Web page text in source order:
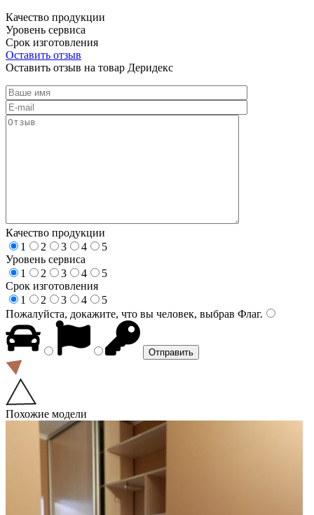
Качество продукции
Уровень сервиса
Срок изготовления
Оставить отзыв
Оставить отзыв на товар Деридекс
Качество продукции
1
2 3 4
5
Уровень сервиса
1
2 3 4
5
Срок изготовления
1
2 3 4
5
Пожалуйста, докажите, что вы человек, выбрав Флаг.
Похожие модели